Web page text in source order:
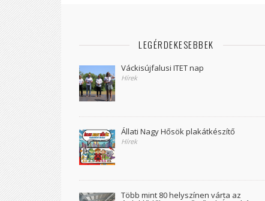
LEGÉRDEKESEBBEK
Váckisújfalusi ITET nap
Hírek
Állati Nagy Hősök plakátkészítő
Hírek
Több mint 80 helyszínen várta az